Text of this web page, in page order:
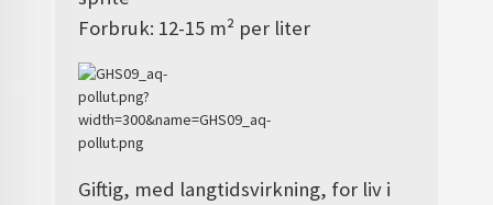
Forbruk: 12-15 m² per liter
Giftig, med langtidsvirkning, for liv i